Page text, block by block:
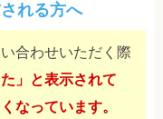
れる方へ
合わせいただく際
」と表示されて
なっています。